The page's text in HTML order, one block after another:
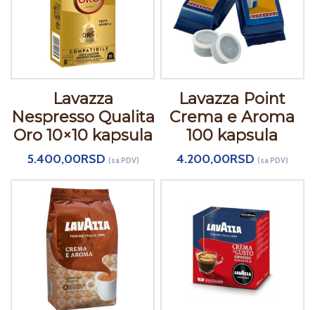
Lavazza
Nespresso Qualita
Oro 10×10 kapsula
5.400,00RSD (sa PDV)
Lavazza Point
Crema e Aroma
100 kapsula
4.200,00RSD (sa PDV)